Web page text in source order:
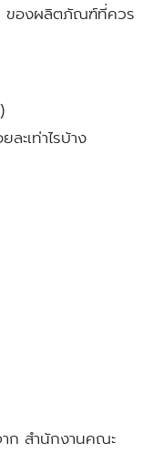
ของผลิตภัณฑ์ที่ควร
ะเท่าไรบ้าง
ก สำนักงานคณะ